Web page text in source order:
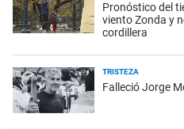
Pronóstico del
viento Zonda y
cordillera
TRISTEZA
Falleció Jorge